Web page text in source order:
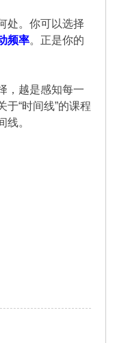
处。你可以选择
频率。正是你的
，越是感知每一
“时间线”的课程
线。